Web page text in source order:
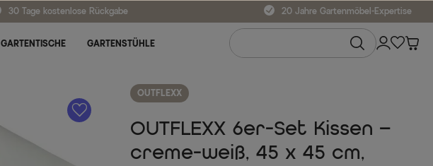
30 Tage kostenlose Rückgabe 20 Jahre Gartenmöbel-Expertise
GARTENTISCHE GARTENSTÜHLE
A
OUTFLEXX
OUTFLEXX 6er-Set Kissen –
creme-weiß, 45 x 45 cm,